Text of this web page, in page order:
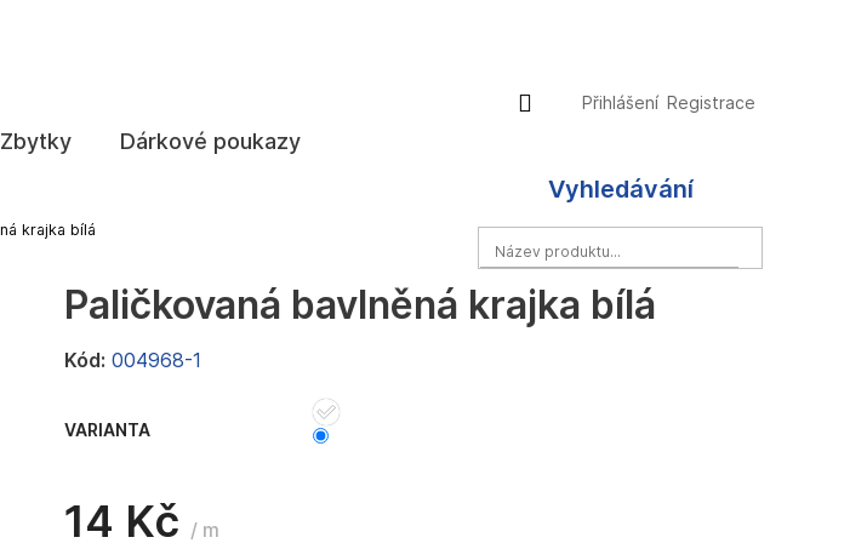
Zbytky Dárkové poukazy
Přihlášení
Přihlášení Registrace
Vyhledávání
krajka bílá
Paličkovaná bavlněná krajka bílá
Kód: 004968-1
VARIANTA
14 Kč / m
najít?